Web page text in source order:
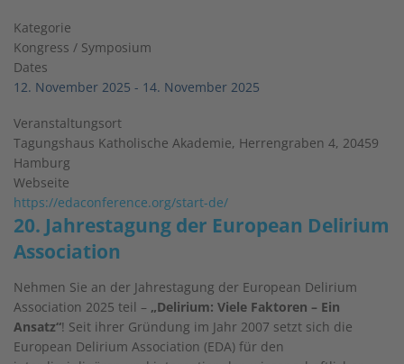
Kategorie
Kongress / Symposium
Dates
12. November 2025 - 14. November 2025
Veranstaltungsort
Tagungshaus Katholische Akademie, Herrengraben 4, 20459
Hamburg
Webseite
https://edaconference.org/start-de/
20. Jahrestagung der European Delirium
Association
Nehmen Sie an der Jahrestagung der European Delirium
Association 2025 teil – „Delirium: Viele Faktoren – Ein
Ansatz“! Seit ihrer Gründung im Jahr 2007 setzt sich die
European Delirium Association (EDA) für den